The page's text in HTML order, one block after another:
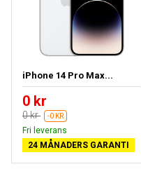
iPhone 14 Pro Max...
0 kr
0 kr -0 KR
Fri leverans
24 MÅNADERS GARANTI